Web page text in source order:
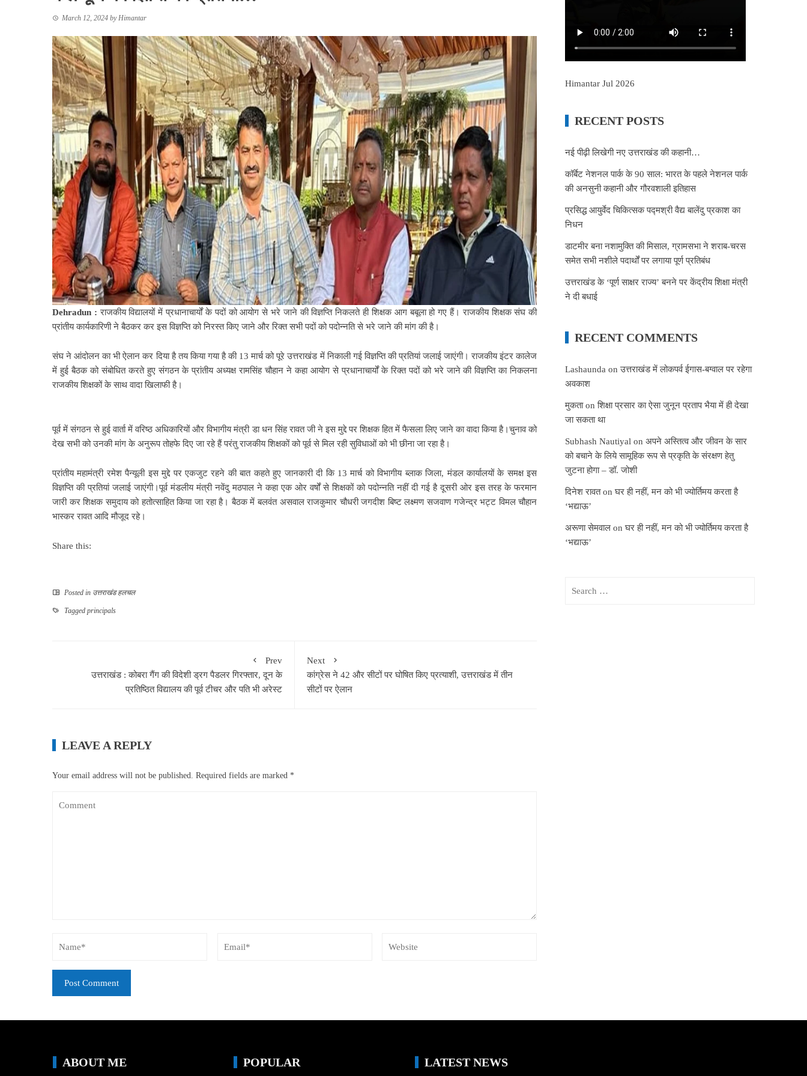
March 12, 2024 byHimantar
Dehradun : राजकीय विद्यालयों में प्रधानाचार्यों के पदों को आयोग से भरे जाने की विज्ञप्ति निकलते ही शिक्षक आग बबूला हो गए हैं। राजकीय शिक्षक संघ की
प्रांतीय कार्यकारिणी ने बैठकर कर इस विज्ञप्ति को निरस्त किए जाने और रिक्त सभी पदों को पदोन्नति से भरे जाने की मांग की है।
संघ ने आंदोलन का भी ऐलान कर दिया है तय किया गया है की 13 मार्च को पूरे उत्तराखंड में निकाली गई विज्ञप्ति की प्रतियां जलाई जाएंगी। राजकीय इंटर कालेज
में हुई बैठक को संबोधित करते हुए संगठन के प्रांतीय अध्यक्ष रामसिंह चौहान ने कहा आयोग से प्रधानाचार्यों के रिक्त पदों को भरे जाने की विज्ञप्ति का निकलना
राजकीय शिक्षकों के साथ वादा खिलाफी है।
पूर्व में संगठन से हुई वार्ता में वरिष्ठ अधिकारियों और विभागीय मंत्री डा धन सिंह रावत जी ने इस मुद्दे पर शिक्षक हित में फैसला लिए जाने का वादा किया है।चुनाव को
देख सभी को उनकी मांग के अनुरूप तोहफे दिए जा रहे हैं परंतु राजकीय शिक्षकों को पूर्व से मिल रही सुविधाओं को भी छीना जा रहा है।
प्रांतीय महामंत्री रमेश पैन्यूली इस मुद्दे पर एकजुट रहने की बात कहते हुए जानकारी दी कि 13 मार्च को विभागीय ब्लाक जिला, मंडल कार्यालयों के समक्ष इस
विज्ञप्ति की प्रतियां जलाई जाएंगी।पूर्व मंडलीय मंत्री नवेंदु मठपाल ने कहा एक ओर वर्षों से शिक्षकों को पदोन्नति नहीं दी गई है दूसरी ओर इस तरह के फरमान
जारी कर शिक्षक समुदाय को हतोत्साहित किया जा रहा है। बैठक में बलवंत असवाल राजकुमार चौधरी जगदीश बिष्ट लक्ष्मण सजवाण गजेन्द्र भट्ट विमल चौहान
भास्कर रावत आदि मौजूद रहे।
Share this:
Posted in उत्तराखंड हलचल
Tagged principals
Prev
उत्तराखंड : कोबरा गैंग की विदेशी ड्रग पैडलर गिरफ्तार, दून के
प्रतिष्ठित विद्यालय की पूर्व टीचर और पति भी अरेस्ट
Next
कांग्रेस ने 42 और सीटों पर घोषित किए प्रत्याशी, उत्तराखंड में तीन
सीटों पर ऐलान
LEAVE A REPLY
Your email address will not be published. Required fields are marked *
Himantar Jul 2026
RECENT POSTS
नई पीढ़ी लिखेगी नए उत्तराखंड की कहानी…
कॉर्बेट नेशनल पार्क के 90 साल: भारत के पहले नेशनल पार्क
की अनसुनी कहानी और गौरवशाली इतिहास
प्रसिद्ध आयुर्वेद चिकित्सक पद्मश्री वैद्य बालेंदु प्रकाश का
निधन
डाटमीर बना नशामुक्ति की मिसाल, ग्रामसभा ने शराब-चरस
समेत सभी नशीले पदार्थों पर लगाया पूर्ण प्रतिबंध
उत्तराखंड के ‘पूर्ण साक्षर राज्य’ बनने पर केंद्रीय शिक्षा मंत्री
ने दी बधाई
RECENT COMMENTS
Lashaunda onउत्तराखंड में लोकपर्व ईगास-बग्वाल पर रहेगा
अवकाश
मुकताonशिक्षा प्रसार का ऐसा जुनून प्रताप भैया में ही देखा
जा सकता था
Subhash Nautiyal onअपने अस्तित्व और जीवन के सार
को बचाने के लिये सामूहिक रूप से प्रकृति के संरक्षण हेतु
जुटना होगा – डॉ. जोशी
दिनेश रावतonघर ही नहीं, मन को भी ज्योर्तिमय करता है
‘भद्याऊ’
अरूणा सेमवाल onघर ही नहीं, मन को भी ज्योर्तिमय करता है
‘भद्याऊ’
ABOUT ME POPULAR LATEST NEWS